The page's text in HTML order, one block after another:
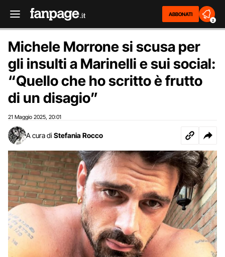
ABBONATI
2
Michele Morrone si scusa per
gli insulti a Marinelli e sui social:
“Quello che ho scritto è frutto
di un disagio”
21 Maggio 2025 20:01
A cura di Stefania Rocco